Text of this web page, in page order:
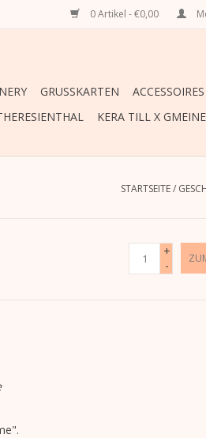
0 Artikel - €0,00
GRUSSKARTEN ACCESSOIRES
KERA TILL X
STARTSEITE/
+
-